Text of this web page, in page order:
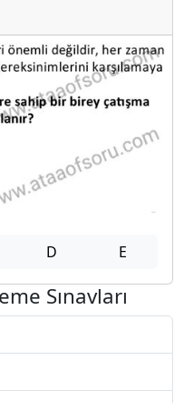
D E
Sınavları